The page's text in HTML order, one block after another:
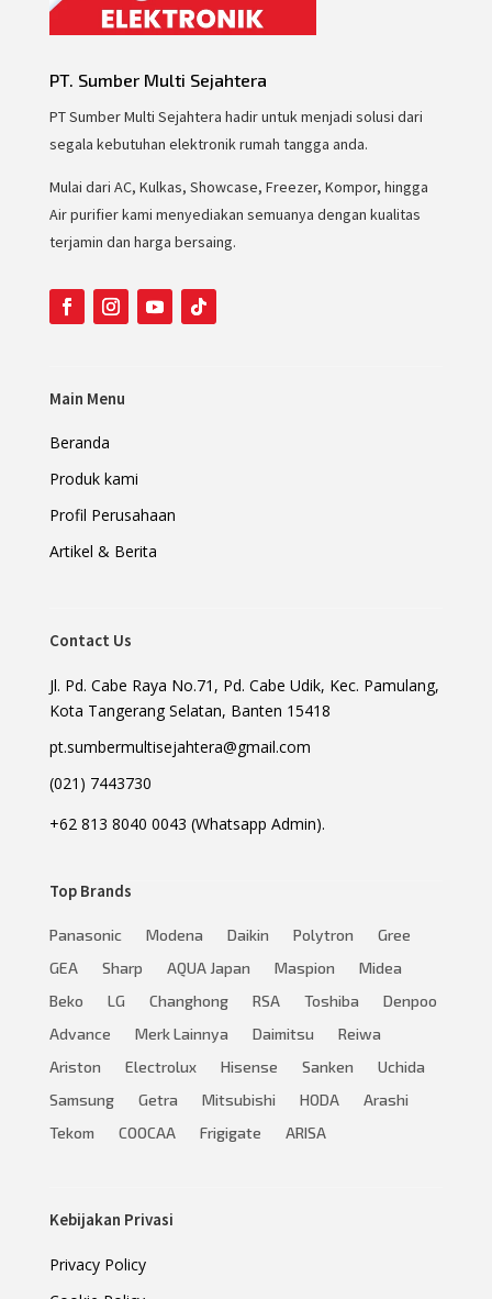
PT. Sumber Multi Sejahtera
PT Sumber Multi Sejahtera hadir untuk menjadi solusi dari
segala kebutuhan elektronik rumah tangga anda.
Mulai dari AC, Kulkas, Showcase, Freezer, Kompor, hingga
Air purifier kami menyediakan semuanya dengan kualitas
terjamin dan harga bersaing.
Main Menu
Beranda
Produk kami
Profil Perusahaan
Artikel & Berita
Contact Us
Jl. Pd. Cabe Raya No.71, Pd. Cabe Udik, Kec. Pamulang,
Kota Tangerang Selatan, Banten 15418
pt.sumbermultisejahtera@gmail.com
(021) 7443730
+62 813 8040 0043 (Whatsapp Admin).
Top Brands
Panasonic Modena Daikin Polytron
Gree
GEA
Sharp AQUA Japan Maspion
Midea
Beko
LG Changhong RSA Toshiba
Denpoo
Advance
Merk Lainnya Daimitsu
Reiwa
Ariston
Electrolux Hisense Sanken
Uchida
Samsung
Getra Mitsubishi HODA
Arashi
Tekom
COOCAA Frigigate ARISA
Kebijakan Privasi
Privacy Policy